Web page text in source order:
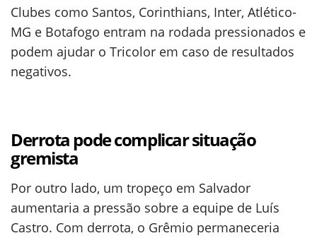
Clubes como Santos, Corinthians, Inter, Atlético-
MG e Botafogo entram na rodada pressionados e
podem ajudar o Tricolor em caso de resultados
negativos.
Derrota pode complicar situação
gremista
Por outro lado, um tropeço em Salvador
aumentaria a pressão sobre a equipe de Luís
Castro. Com derrota, o Grêmio permaneceria